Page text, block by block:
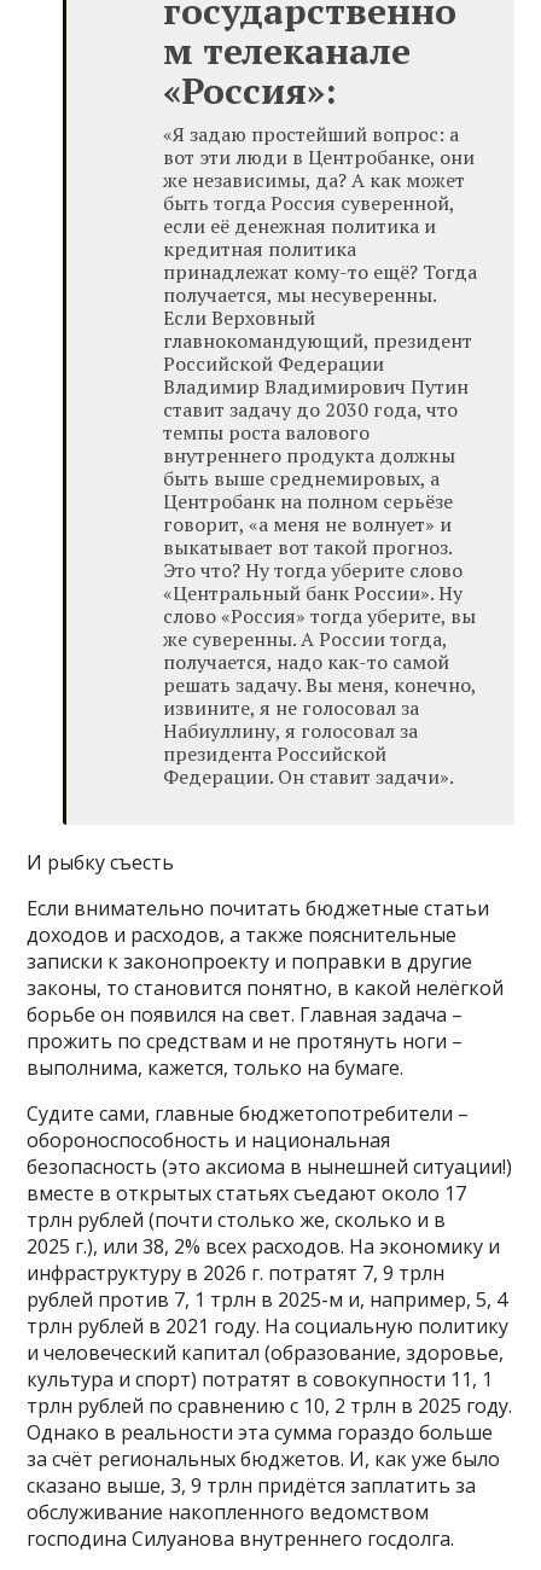
государственно
м телеканале
«Россия»:
«Я задаю простейший вопрос: а
вот эти люди в Центробанке, они
же независимы, да? А как может
быть тогда Россия суверенной,
если её денежная политика и
кредитная политика
принадлежат кому-то ещё? Тогда
получается, мы несуверенны.
Если Верховный
главнокомандующий, президент
Российской Федерации
Владимир Владимирович Путин
ставит задачу до 2030 года, что
темпы роста валового
внутреннего продукта должны
быть выше среднемировых, а
Центробанк на полном серьёзе
говорит, «а меня не волнует» и
выкатывает вот такой прогноз.
Это что? Ну тогда уберите слово
«Центральный банк России». Ну
слово «Россия» тогда уберите, вы
же суверенны. А России тогда,
получается, надо как-то самой
решать задачу. Вы меня, конечно,
извините, я не голосовал за
Набиуллину, я голосовал за
президента Российской
Федерации. Он ставит задачи».
И рыбку съесть
Если внимательно почитать бюджетные статьи
доходов и расходов, а также пояснительные
записки к законопроекту и поправки в другие
законы, то становится понятно, в какой нелёгкой
борьбе он появился на свет. Главная задача –
прожить по средствам и не протянуть ноги –
выполнима, кажется, только на бумаге.
Судите сами, главные бюджетопотребители –
обороноспособность и национальная
безопасность (это аксиома в нынешней ситуации!)
вместе в открытых статьях съедают около 17
трлн рублей (почти столько же, сколько и в
2025 г.), или 38, 2% всех расходов. На экономику и
инфраструктуру в 2026 г. потратят 7, 9 трлн
рублей против 7, 1 трлн в 2025-м и, например, 5, 4
трлн рублей в 2021 году. На социальную политику
и человеческий капитал (образование, здоровье,
культура и спорт) потратят в совокупности 11, 1
трлн рублей по сравнению с 10, 2 трлн в 2025 году.
Однако в реальности эта сумма гораздо больше
за счёт региональных бюджетов. И, как уже было
сказано выше, 3, 9 трлн придётся заплатить за
обслуживание накопленного ведомством
господина Силуанова внутреннего госдолга.